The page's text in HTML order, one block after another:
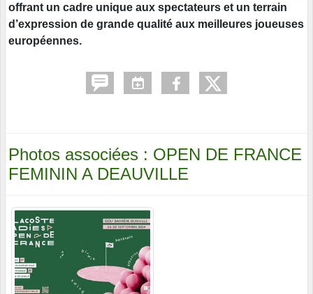
offrant un cadre unique aux spectateurs et un terrain
d’expression de grande qualité aux meilleures joueuses
européennes.
Photos associées : OPEN DE FRANCE
FEMININ A DEAUVILLE